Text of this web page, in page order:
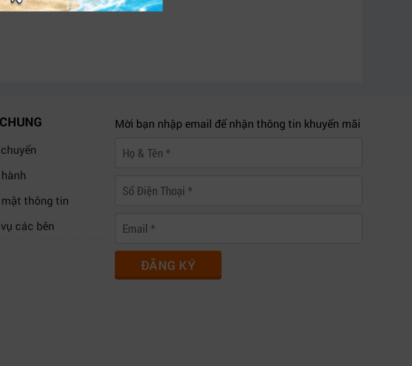
thông tin
các bên
Mời bạn nhập email để nhận thông tin khuyến mãi
ĐĂNG KÝ